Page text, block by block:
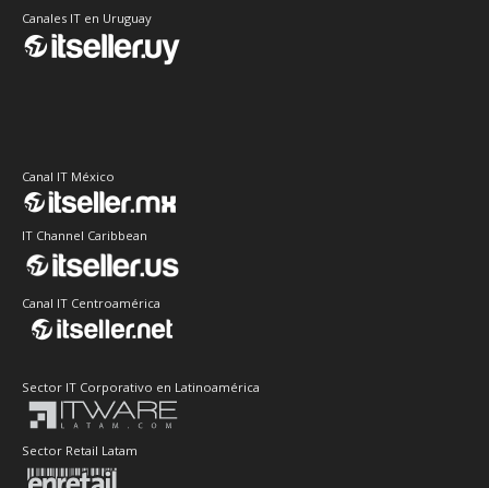
Canales IT en Uruguay
Canal IT México
IT Channel Caribbean
Canal IT Centroamérica
Sector IT Corporativo en Latinoamérica
Sector Retail Latam